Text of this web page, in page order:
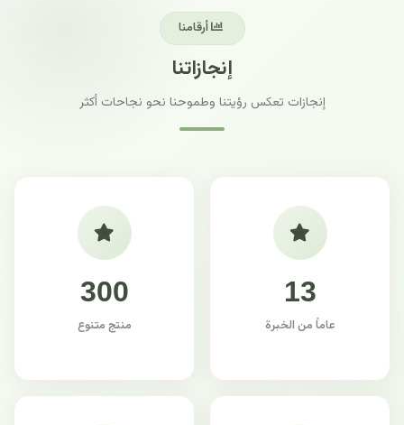
أرقامنا
إنجازاتنا
إنجازات تعكس رؤيتنا وطموحنا نحو نجاحات أكثر
13
عاماً من الخبرة
300
منتج متنوع